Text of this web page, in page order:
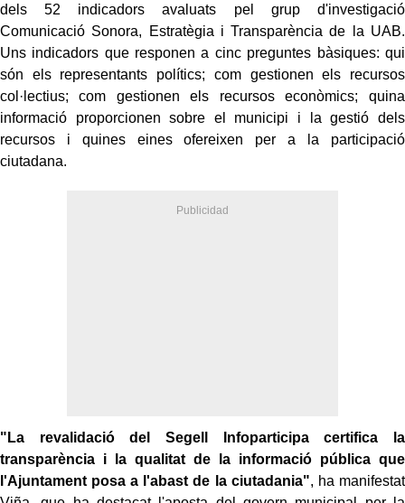
dels 52 indicadors avaluats pel grup d'investigació
Comunicació Sonora, Estratègia i Transparència de la UAB.
Uns indicadors que responen a cinc preguntes bàsiques: qui
són els representants polítics; com gestionen els recursos
col·lectius; com gestionen els recursos econòmics; quina
informació proporcionen sobre el municipi i la gestió dels
recursos i quines eines ofereixen per a la participació
ciutadana.
"La revalidació del Segell Infoparticipa certifica la
transparència i la qualitat de la informació pública que
l'Ajuntament posa a l'abast de la ciutadania", ha manifestat